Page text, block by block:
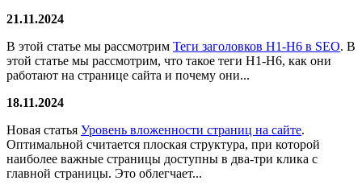
21.11.2024
В этой статье мы рассмотрим Теги заголовков H1-H6 в SEO. В
этой статье мы рассмотрим, что такое теги H1-H6, как они
работают на странице сайта и почему они...
18.11.2024
Новая статья Уровень вложенности страниц на сайте.
Оптимальной считается плоская структура, при которой
наиболее важные страницы доступны в два-три клика с
главной страницы. Это облегчает...